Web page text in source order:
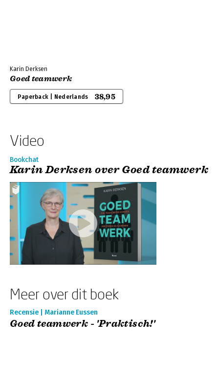
Karin Derksen
Goed teamwerk
Paperback | Nederlands 38,95
Video
Bookchat
Karin Derksen over Goed teamwerk
Meer over dit boek
Recensie | Marianne Eussen
Goed teamwerk - 'Praktisch!'